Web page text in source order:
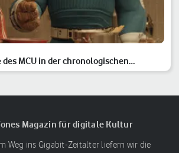
MCU in der chronologischen
Magazin für digitale Kultur
Weg ins Gigabit-Zeitalter liefern wir die